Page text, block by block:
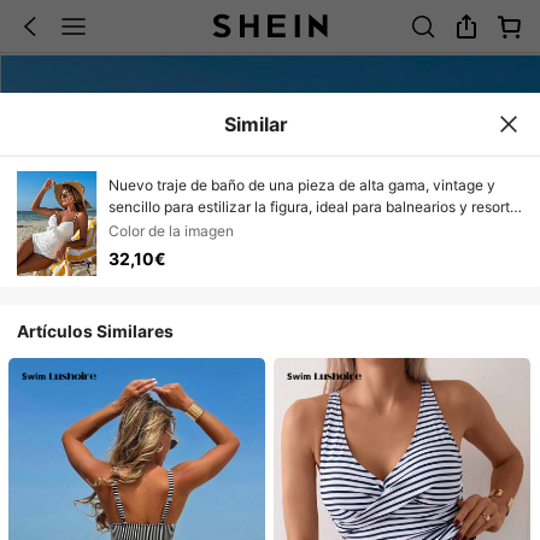
Similar
Nuevo traje de baño de una pieza de alta gama, vintage y
sencillo para estilizar la figura, ideal para balnearios y resorts
para mujeres
Color de la imagen
32,10€
Artículos Similares